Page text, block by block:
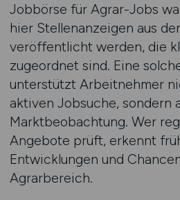
Jobbörse für Agrar-Jobs
hier Stellenanzeigen aus
veröffentlicht werden, die
zugeordnet sind. Eine
unterstützt Arbeitnehmer
aktiven Jobsuche, sondern
Marktbeobachtung. Wer
Angebote prüft, erkennt
Entwicklungen und
Agrarbereich.